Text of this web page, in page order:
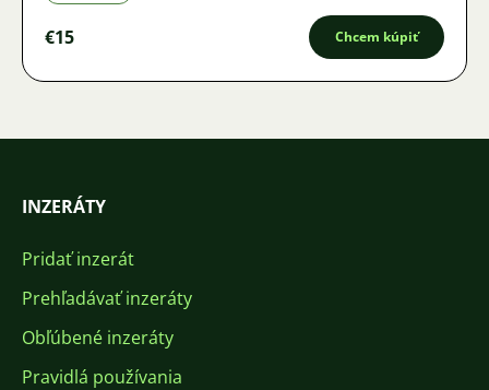
€15 Chcem kúpiť
INZERÁTY
Pridať inzerát
Prehľadávať inzeráty
Obľúbené inzeráty
Pravidlá používania